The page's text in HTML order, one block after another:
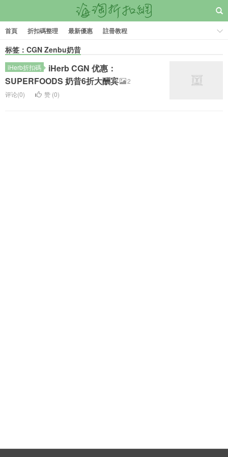
首頁 折扣碼整理 最新優惠 註冊教程
标签：CGN Zenbu奶昔
iHerb折扣碼
iHerb CGN 优惠：
SUPERFOODS 奶昔6折大酬宾
2
评论(0)
赞 (0)